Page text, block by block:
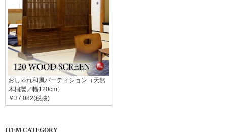
おしゃれ和風パーティション（天然
木桐製／幅120cm）
￥37,082(税抜)